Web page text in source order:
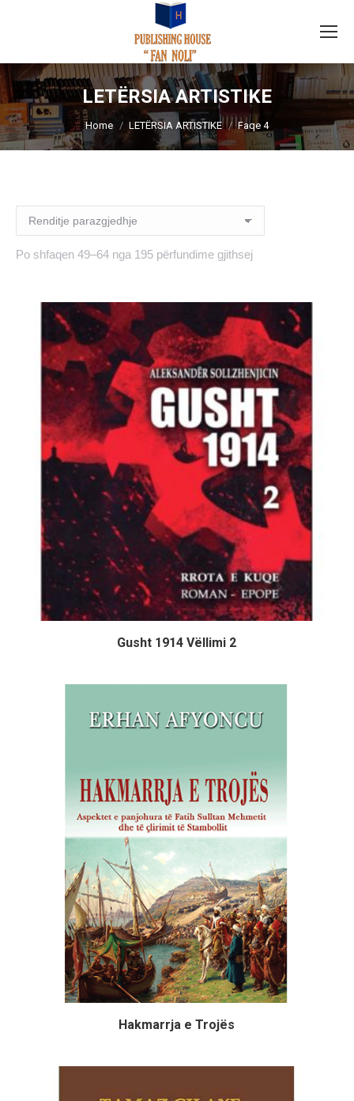
LETËRSIA ARTISTIKE
You are here:
Home LETËRSIA ARTISTIKE Faqe 4
Po shfaqen 49–64 nga 195 përfundime gjithsej
Gusht 1914 Vëllimi 2
Hakmarrja e Trojës